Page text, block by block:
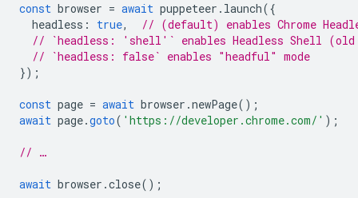
const browser = await puppeteer . launch({
headless : true,
// (default) enables Chrome
// `headless: 'shell'` enables Headless Shell (old
// `headless: false` enables "headful" mode
});
const page = await browser .newPage();
await page.goto( 'https://developer.chrome.com/' );
// …
await browser .close();